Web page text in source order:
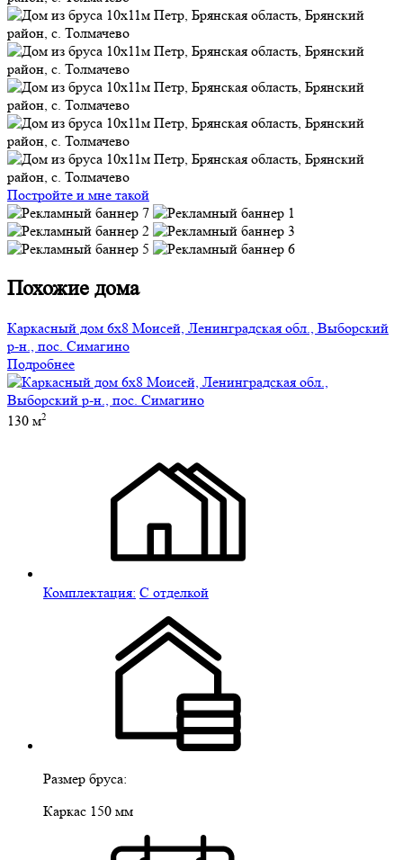
Постройте и мне такой
Похожие дома
Каркасный дом 6х8 Моисей, Ленинградская обл., Выборский
р-н., пос. Симагино
Подробнее
130 м2
Комплектация: С отделкой
Размер бруса:
Каркас 150 мм